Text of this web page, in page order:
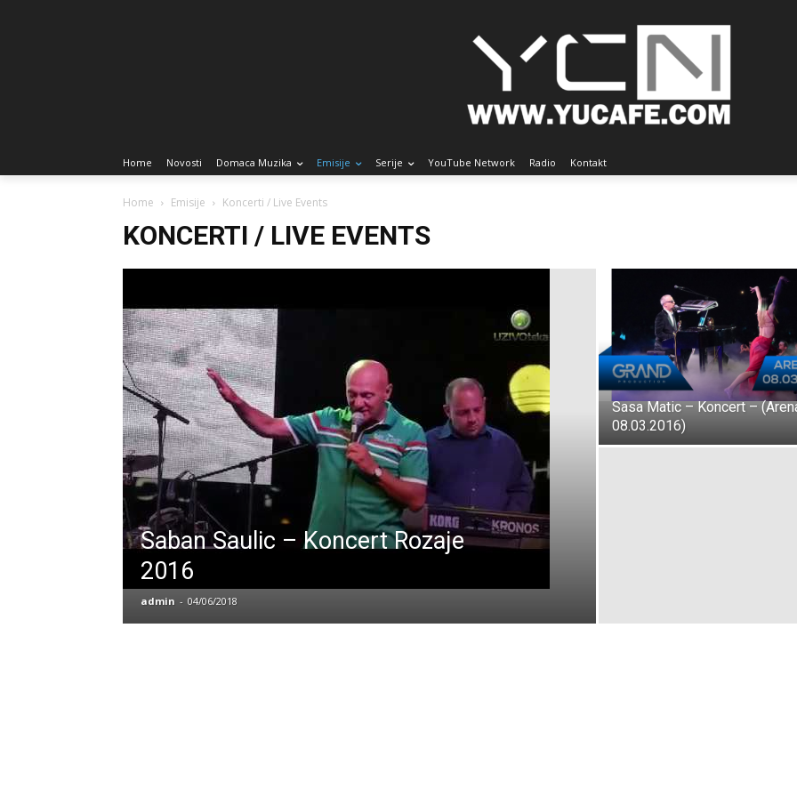
Home Novosti Domaca Muzika Emisije Serije YouTube Network Radio Kontakt
Home Emisije Koncerti / Live Events
KONCERTI / LIVE EVENTS
Saban Saulic – Koncert Rozaje
2016
admin - 04/06/2018
Sasa Matic – Koncert –
08.03.2016)